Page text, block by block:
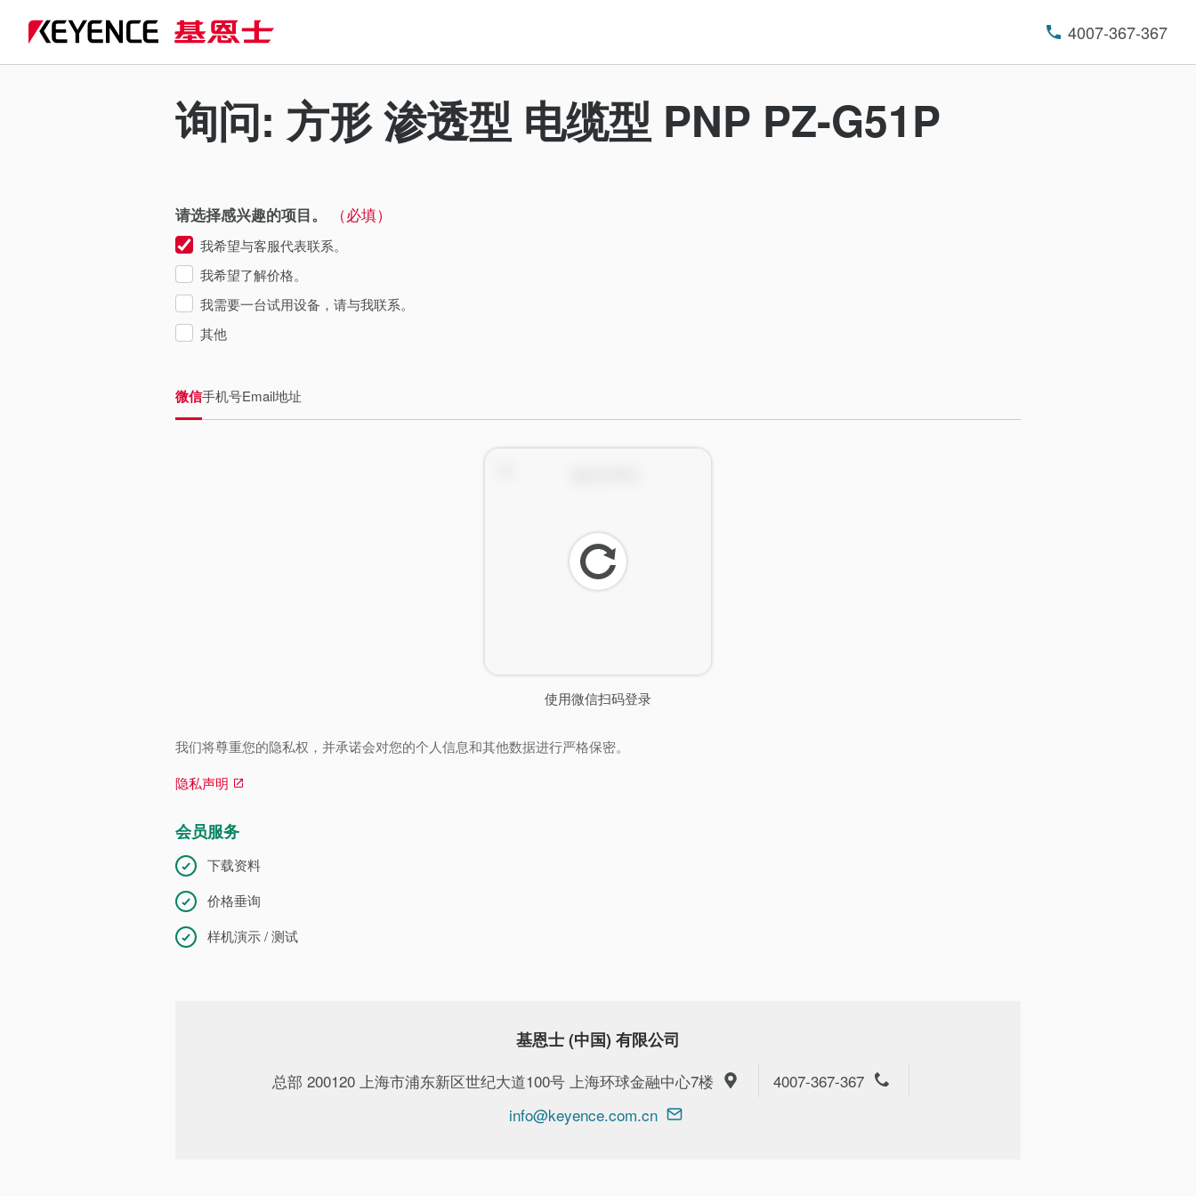
4007-367-367
询问: 方形 渗透型 电缆型 PNP PZ-G51P
请选择感兴趣的项目。 （必填）
我希望与客服代表联系。
我希望了解价格。
我需要一台试用设备，请与我联系。
其他
微信手机号Email地址
使用微信扫码登录
刷
新
我们将尊重您的隐私权，并承诺会对您的个人信息和其他数据进行严格保密。
隐私声明
会员服务
下载资料
价格垂询
样机演示 / 测试
基恩士 (中国) 有限公司
总部 200120 上海市浦东新区世纪大道100号 上海环球金融中心7楼
4007-367-367
info@keyence.com.cn